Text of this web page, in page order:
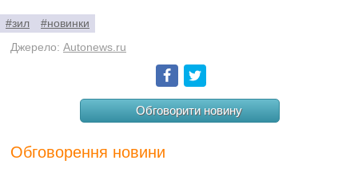
#зил
#новинки
Джерело: Autonews.ru
Facebook
Обговорити новину
Обговорення новини